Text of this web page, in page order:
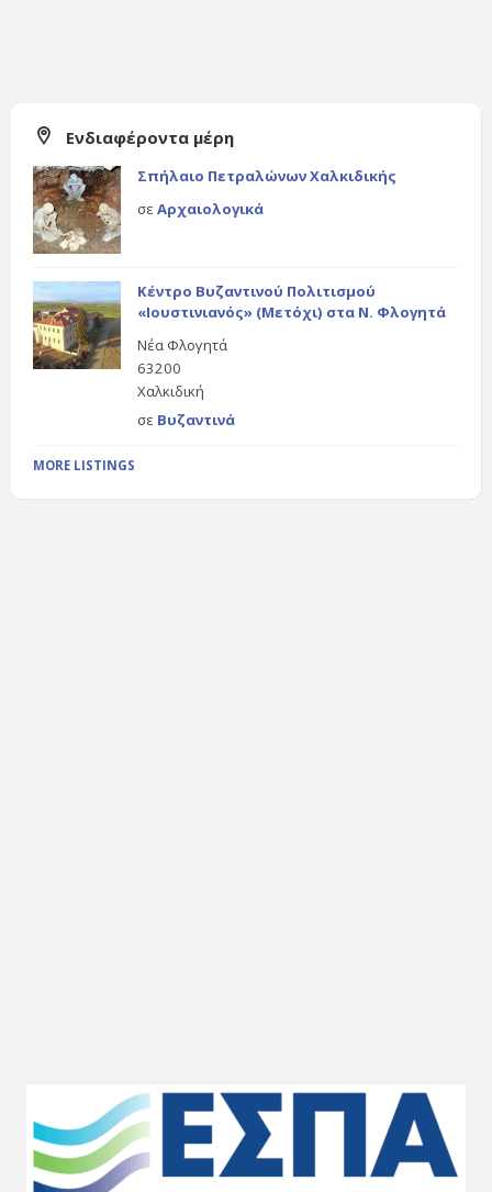
Ενδιαφέροντα μέρη
Σπήλαιο Πετραλώνων Χαλκιδικής
σε Αρχαιολογικά
Κέντρο Βυζαντινού Πολιτισμού
«Ιουστινιανός» (Μετόχι) στα Ν. Φλογητά
Νέα Φλογητά
63200
Χαλκιδική
σε Βυζαντινά
MORE LISTINGS